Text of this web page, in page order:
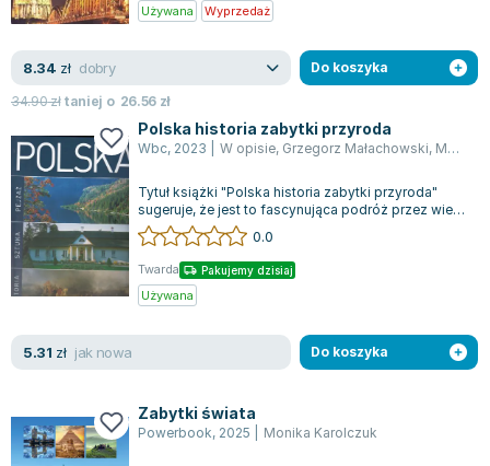
Książki o naukach politycznych dla studentów
Książki do nauk przyrodniczych dla studentów
Książki do nauk społecznych dla studentów
Książki do nauk ścisłych dla studentów
Prawo - książki dla studentów
Technologia żywności - książki
Zarządzanie i marketing - książki
Nauka języków obcych - książki
Podręczniki dla nauczycieli - metodyka
Repetytoria, testy i materiały pomocnicze
Bolesław Prus
Wanda Chotomska
Józef Ignacy Kraszewski
Clive Staples Lewis
Martyna Wojciechowska
Melissa De la Cruz
Blanka Lipińska
Jaś Kapela
Agatha Christie
Marcin Kowalczyk
Joanna Jabłczyńska
Piotr Kościelny
Używana Wyprzedaż
8.34 zł dobry
34.90złtaniej o 26.56 zł
Do koszyka
Polska historia zabytki przyroda
Wbc, 2023 W opisie, Grzegorz Małachowski, Monika Karolczuk
Tytuł książki "Polska historia zabytki przyroda"
sugeruje, że jest to fascynująca podróż przez wieki,
pełna odkryć dotyczących zar...
0.0
Twarda Pakujemy dzisiaj
Używana
5.31 zł jak nowa Do koszyka
Zabytki świata
Powerbook, 2025 Monika Karolczuk